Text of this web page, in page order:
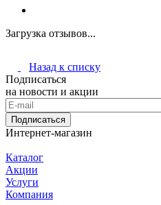
Загрузка отзывов...
Назад к списку
Подписаться
на новости и акции
Подписаться
Интернет-магазин
Каталог
Акции
Услуги
Компания